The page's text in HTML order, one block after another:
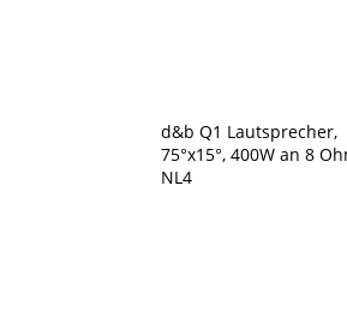
d&b Q1 Lautsprecher,
75°x15°, 400W an 8
NL4